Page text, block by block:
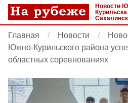
Новости
Курильска
Главная Новости
Южно-Курильского района
областных соревнованиях